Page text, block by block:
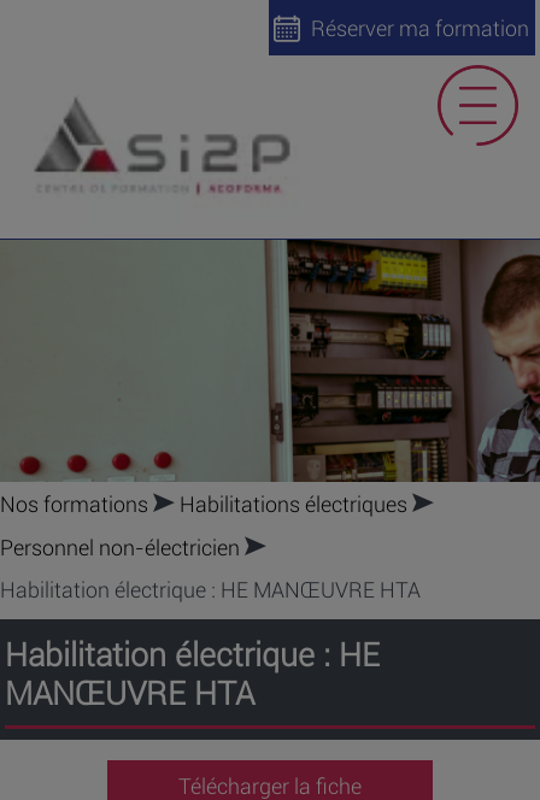
Réserver ma formation
Nos formations
Habilitations électriques
Personnel non-électricien
Habilitation électrique : HE MANŒUVRE HTA
Habilitation électrique : HE
MANŒUVRE HTA
Télécharger la fiche